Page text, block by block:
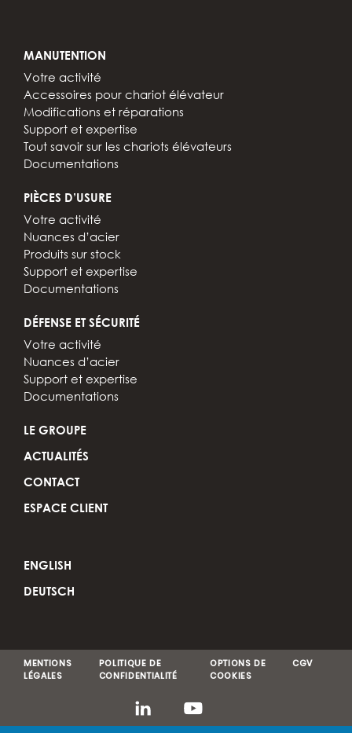
MANUTENTION
Votre activité
Accessoires pour chariot élévateur
Modifications et réparations
Support et expertise
Tout savoir sur les chariots élévateurs
Documentations
PIÈCES D’USURE
Votre activité
Nuances d’acier
Produits sur stock
Support et expertise
Documentations
DÉFENSE ET SÉCURITÉ
Votre activité
Nuances d’acier
Support et expertise
Documentations
LE GROUPE
ACTUALITÉS
CONTACT
ESPACE CLIENT
ENGLISH
DEUTSCH
MENTIONS
LÉGALES
POLITIQUE DE
CONFIDENTIALITÉ
OPTIONS DE
COOKIES
CGV